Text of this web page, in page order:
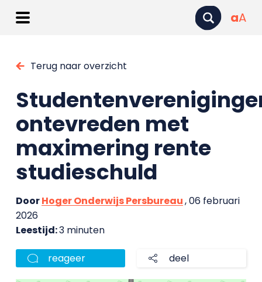
aA
Terug naar overzicht
ontevreden met
maximering rente
studieschuld
DoorHoger Onderwijs Persbureau, 06 februari
2026
Leestijd:3 minuten
reageer deel